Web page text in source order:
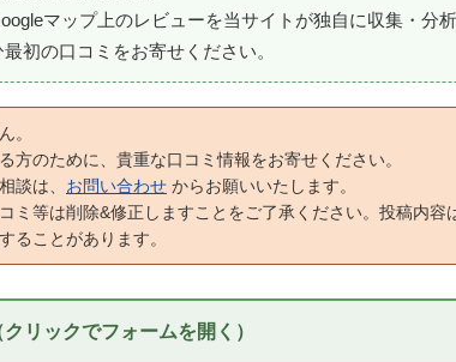
マップ上のレビューを当サイトが独自に収集・分
初の口コミをお寄せください。
。
方のために、貴重な口コミ情報をお寄せください。
談は、 お問い合わせ からお願いいたします。
ミ等は削除&修正しますことをご了承ください。投稿内容
ることがあります。
リックでフォームを開く）